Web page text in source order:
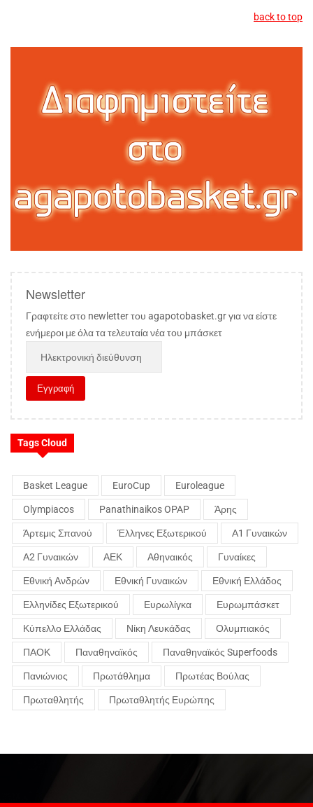
back to top
Newsletter
Γραφτείτε στο newletter του agapotobasket.gr για να είστε
ενήμεροι με όλα τα τελευταία νέα του μπάσκετ
Tags Cloud
Basket League EuroCup Euroleague
Olympiacos Panathinaikos OPAP Άρης
Άρτεμις Σπανού Έλληνες Εξωτερικού Α1 Γυναικών
Α2 Γυναικών ΑΕΚ Αθηναικός Γυναίκες
Εθνική Ανδρών Εθνική Γυναικών Εθνική Ελλάδος
Ελληνίδες Εξωτερικού Ευρωλίγκα Ευρωμπάσκετ
Κύπελλο Ελλάδας Νίκη Λευκάδας Ολυμπιακός
ΠΑΟΚ Παναθηναϊκός Παναθηναϊκός Superfoods
Πανιώνιος Πρωτάθλημα Πρωτέας Βούλας
Πρωταθλητής Πρωταθλητής Ευρώπης